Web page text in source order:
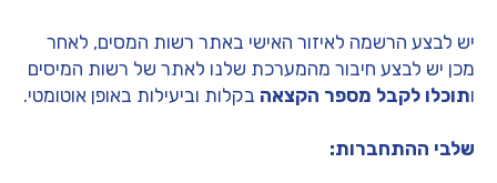
יש לבצע הרשמה לאיזור האישי באתר רשות המסים, לאחר
מכן יש לבצע חיבור מהמערכת שלנו לאתר של רשות המיסים
ותוכלו לקבל מספר הקצאה בקלות וביעילות באופן אוטומטי.
שלבי ההתחברות: